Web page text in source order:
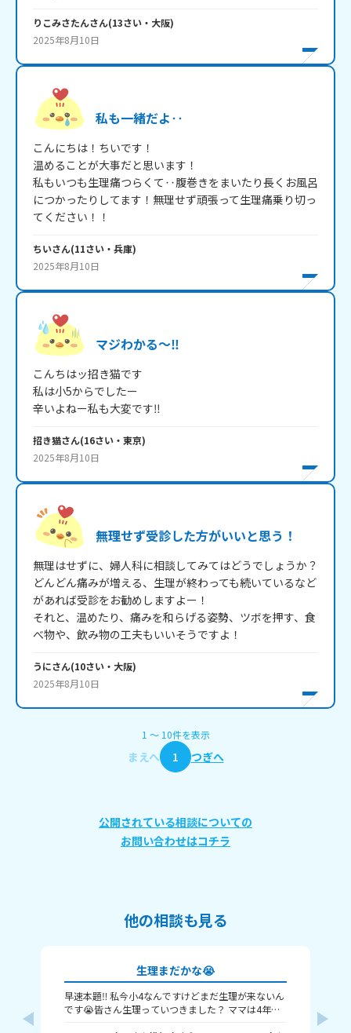
りこみさたんさん(13さい・ 大阪)
2025年8月10日
私も一緒だよ‥
こんにちは！ちいです！
温めることが大事だと思います！
私もいつも生理痛つらくて‥腹巻きをまいたり長くお風呂
につかったりしてます！無理せず頑張って生理痛乗り切っ
てください！！
ちいさん(11さい・ 兵庫)
2025年8月10日
マジわかる～‼︎
こんちはッ招き猫です
私は小5からでしたー
招き猫さん(16さい・ 東京)
2025年8月10日
無理せず受診した方がいいと思う！
無理はせずに、婦人科に相談してみてはどうでしょうか？
どんどん痛みが増える、生理が終わっても続いているなど
があれば受診をお勧めしますよー！
それと、温めたり、痛みを和らげる姿勢、ツボを押す、食
うにさん(10さい・ 大阪)
2025年8月10日
1 〜 10件を表示
まえへ 1 つぎへ
公開されている相談についての
お問い合わせはコチラ
他の相談も見る
生理まだかな😭
早速本題‼️ 私今小4なんですけどまだ生理が来ないん
です😭皆さん生理っていつきました？ ママは4年生